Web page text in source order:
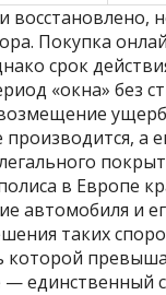
восстановлено,
Покупка
срок
«окна» без
а
в Европе
автомобиля и
таких
которой
единственный